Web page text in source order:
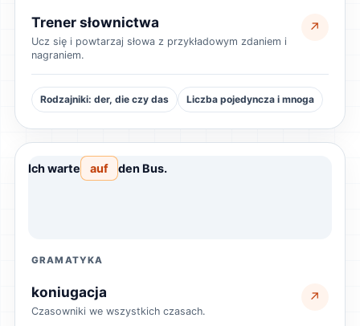
Trener słownictwa
Ucz się i powtarzaj słowa z przykładowym zdaniem i
nagraniem.
↗
Rodzajniki: der, die czy das Liczba pojedyncza i mnoga
Ich warte auf den Bus.
GRAMATYKA
koniugacja
Czasowniki we wszystkich czasach.
↗